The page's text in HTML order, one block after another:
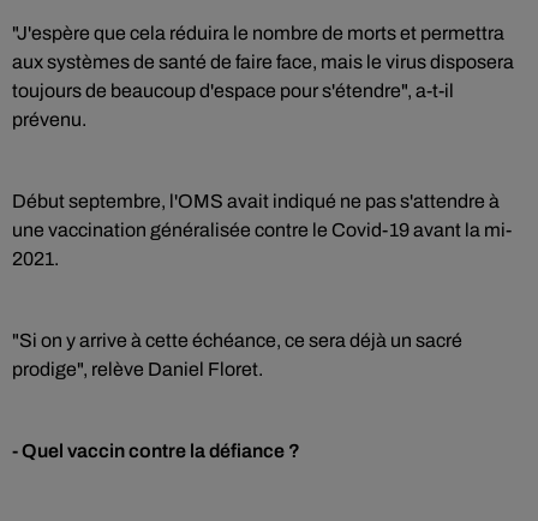
"J'espère que cela réduira le nombre de morts et permettra
aux systèmes de santé de faire face, mais le virus disposera
toujours de beaucoup d'espace pour s'étendre", a-t-il
prévenu.
Début septembre, l'OMS avait indiqué ne pas s'attendre à
une vaccination généralisée contre le Covid-19 avant la mi-
2021.
"Si on y arrive à cette échéance, ce sera déjà un sacré
prodige", relève Daniel Floret.
- Quel vaccin contre la défiance ?